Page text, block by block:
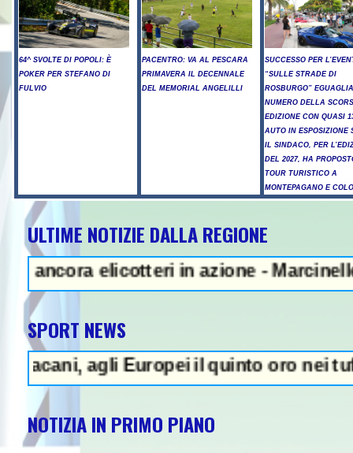
64^ SVOLTE DI POPOLI: È
POKER PER STEFANO DI
FULVIO
PACENTRO: VA AL PESCARA
PRIMAVERA IL DECENNALE
DEL MEMORIAL ANGELILLI
SUCCESSO PER
“SULLE STRADE DI
ROSBURGO”
NUMERO DELLA
EDIZIONE CON QUASI
AUTO IN ESPOSIZIONE
IL SINDACO, PER
DEL 2027, HA
TOUR TURISTICO A
MONTEPAGANO E
ULTIME NOTIZIE DALLA REGIONE
elicotteri in azione - Marcinelle,
SPORT NEWS
agli Europei il quinto oro nei tuffi
NOTIZIA IN PRIMO PIANO
- Litiga con i ciclisti e li